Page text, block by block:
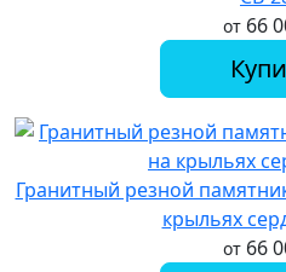
от 66
Гранитный резной
крыльях
от 66